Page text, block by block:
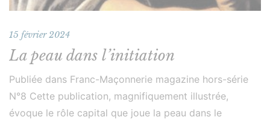
15 février 2024
La peau dans l’initiation
Publiée dans Franc-Maçonnerie magazine hors-série
N°8 Cette publication, magnifiquement illustrée,
évoque le rôle capital que joue la peau dans le